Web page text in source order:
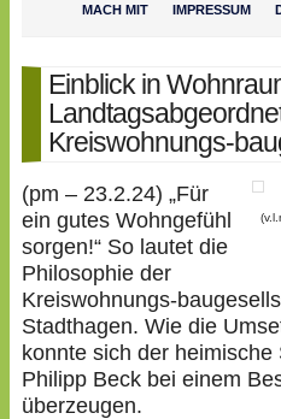
MACH MIT IMPRESSUM
Einblick in
Kreiswohnungs-
(pm – 23.2.24) „Für
ein gutes Wohngefühl
sorgen!“ So lautet die
Philosophie der
Kreiswohnungs-
Stadthagen. Wie die
konnte sich der
Philipp Beck bei einem
überzeugen.